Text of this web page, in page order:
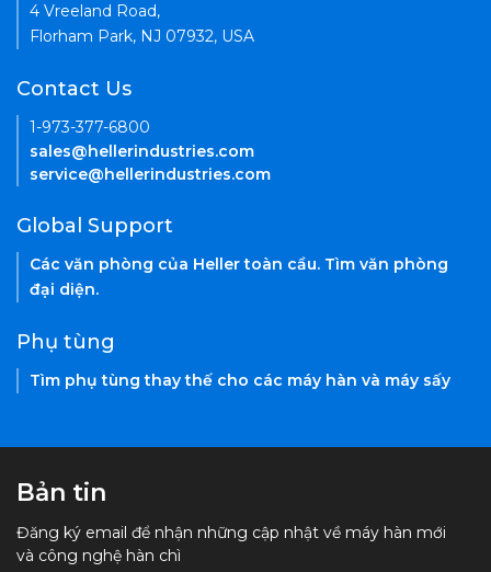
4 Vreeland Road,
Florham Park, NJ 07932, USA
Contact Us
1-973-377-6800
sales@hellerindustries.com
service@hellerindustries.com
Global Support
Các văn phòng của Heller toàn cầu. Tìm văn phòng
đại diện.
Phụ tùng
Tìm phụ tùng thay thế cho các máy hàn và máy sấy
Bản tin
Đăng ký email để nhận những cập nhật về máy hàn mới
và công nghệ hàn chì